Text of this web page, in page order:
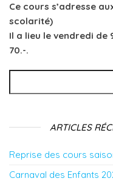
Ce cours s’adresse
scolarité)
Il a lieu le vendredi de
70.-.
ARTICLES
Reprise des cours
Carnaval des Enfants